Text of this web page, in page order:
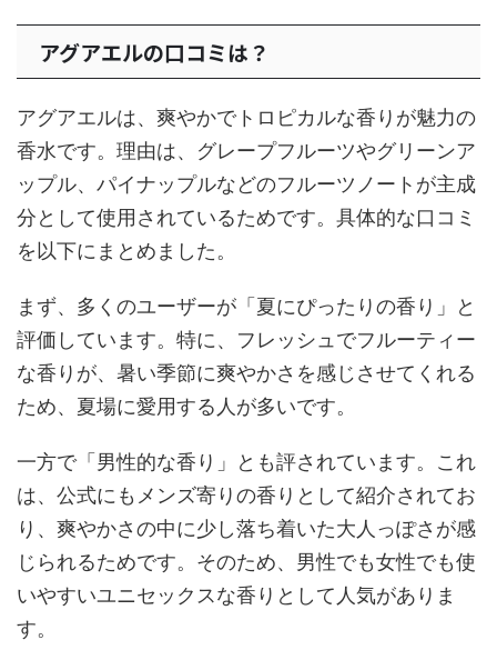
アグアエルの口コミは？
アグアエルは、爽やかでトロピカルな香りが魅力の
香水です。理由は、グレープフルーツやグリーンア
ップル、パイナップルなどのフルーツノートが主成
分として使用されているためです。具体的な口コミ
を以下にまとめました。
まず、多くのユーザーが「夏にぴったりの香り」と
評価しています。特に、フレッシュでフルーティー
な香りが、暑い季節に爽やかさを感じさせてくれる
ため、夏場に愛用する人が多いです。
一方で「男性的な香り」とも評されています。これ
は、公式にもメンズ寄りの香りとして紹介されてお
り、爽やかさの中に少し落ち着いた大人っぽさが感
じられるためです。そのため、男性でも女性でも使
いやすいユニセックスな香りとして人気がありま
す。